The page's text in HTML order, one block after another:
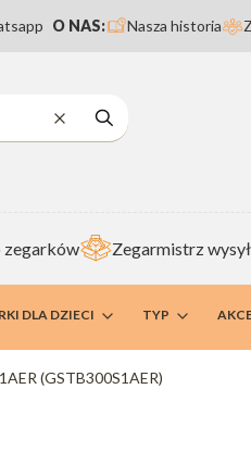
O NAS: Nasza historia
WyczyśćSzukaj
zegarków Zegarmistrz
DLA DZIECI TYP
(GSTB300S1AER)